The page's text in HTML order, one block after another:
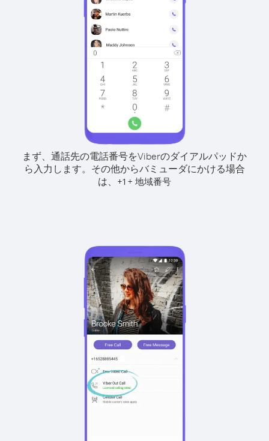
まず、通話先の電話番号をViberのダイアルパッドか
ら入力します。 その他からバミューダにかける場合
は、 +1 + 地域番号